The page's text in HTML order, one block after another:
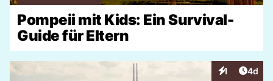
Pompeii mit Kids: Ein Survival-
Guide für Eltern
1
Interaktionen
4d